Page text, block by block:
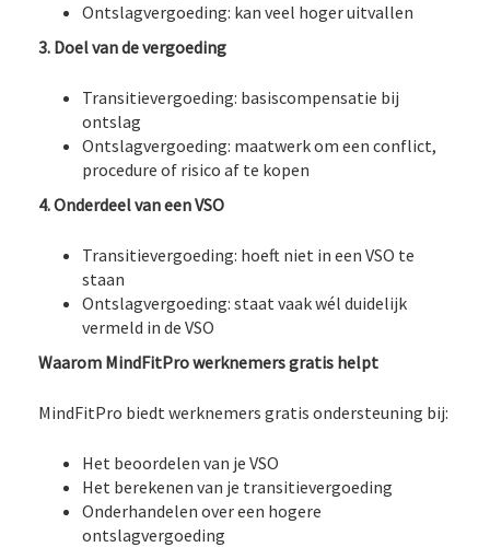
Ontslagvergoeding: kan veel hoger uitvallen
3. Doel van de vergoeding
Transitievergoeding: basiscompensatie bij
ontslag
Ontslagvergoeding: maatwerk om een conflict,
procedure of risico af te kopen
4. Onderdeel van een VSO
Transitievergoeding: hoeft niet in een VSO te
staan
Ontslagvergoeding: staat vaak wél duidelijk
vermeld in de VSO
Waarom MindFitPro werknemers gratis helpt
MindFitPro biedt werknemers gratis ondersteuning bij:
Het beoordelen van je VSO
Het berekenen van je transitievergoeding
Onderhandelen over een hogere
ontslagvergoeding